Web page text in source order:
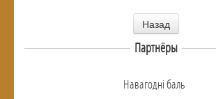
Назад
Партнёры
Навагоднi баль